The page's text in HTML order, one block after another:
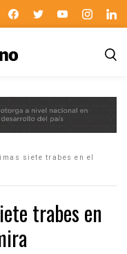
siete trabes en el
trabes en